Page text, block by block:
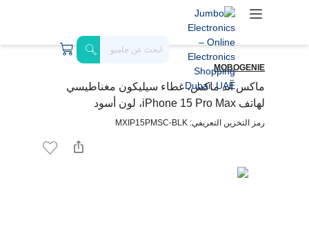
MOBOGENIE
ماكس آند ماكس، غطاء سيليكون مغناطيسي
لهاتف iPhone 15 Pro Max، لون أسود
رمز التخزين التعريفي: MXIP15PMSC-BLK